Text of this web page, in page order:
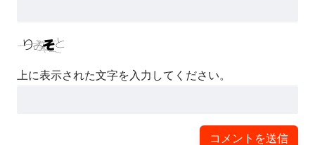
上に表示された文字を入力してください。